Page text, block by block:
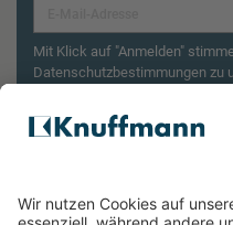
Mit Klick auf "Anmelden"
Datenschutzbestimmungen zu
Aktionsbedingungen¹
Wasserkocher